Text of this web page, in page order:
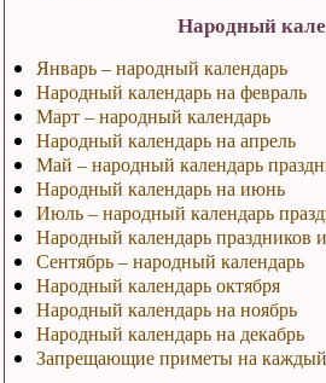
Народный
Январь – народный календарь
Народный календарь на февраль
Март – народный календарь
Народный календарь на апрель
Май – народный календарь
Народный календарь на июнь
Июль – народный календарь
Народный календарь праздников
Сентябрь – народный календарь
Народный календарь октября
Народный календарь на ноябрь
Народный календарь на декабрь
Запрещающие приметы на